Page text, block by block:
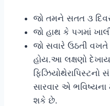
જો તમને સતત ૩
જો હાથ કે પગમાં
જો સવારે ઉઠતી
હોય.આ લક્ષણો
ફિઝિયોથેરાપિસ્ટનો
સારવાર એ
શકે છે.